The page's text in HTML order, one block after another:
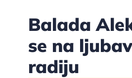
Balada
se na
radiju